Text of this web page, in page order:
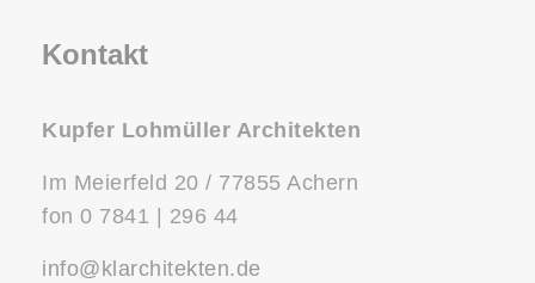
Kontakt
Kupfer Lohmüller Architekten
Im Meierfeld 20 / 77855 Achern
fon 0 7841 | 296 44
info@klarchitekten.de